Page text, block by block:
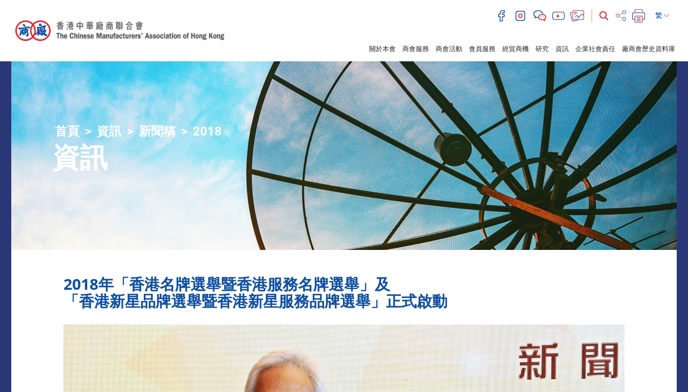
繁
關於本會 商會服務 商會活動 會員服務 經貿商機 研究 資訊 企業社會責任 廠商會歷史資料庫
首頁 資訊 新聞稿 2018
資訊
2018年「香港名牌選舉暨香港服務名牌選舉」及
「香港新星品牌選舉暨香港新星服務品牌選舉」正式啟動